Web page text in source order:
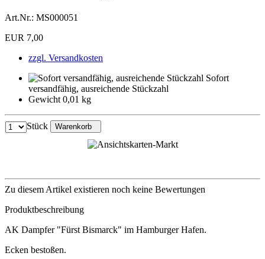
Art.Nr.: MS000051
EUR 7,00
zzgl. Versandkosten
Sofort
versandfähig, ausreichende Stückzahl
Gewicht 0,01 kg
Stück Warenkorb
Zu diesem Artikel existieren noch keine Bewertungen
Produktbeschreibung
AK Dampfer "Fürst Bismarck" im Hamburger Hafen.
Ecken bestoßen.